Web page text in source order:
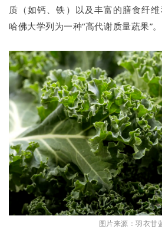
质（如钙、铁）以及丰富的膳食纤
哈佛大学列为一种“高代谢质量蔬果”。
图片来源：羽衣甘